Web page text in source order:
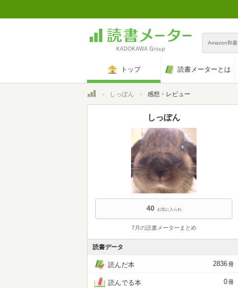
Amazon和書
トップ 読書メーターとは
トップしっぽん 感想・レビュー
しっぽん
40 お気に入られ
7月の読書メーターまとめ
読書データ
読んだ本 2836冊
読んでる本 0冊